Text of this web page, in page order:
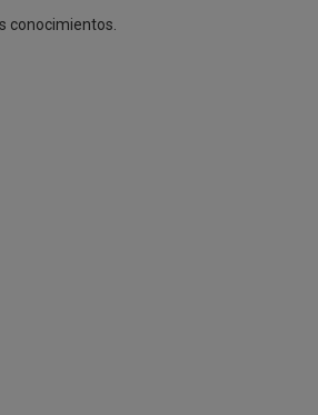
conocimientos.